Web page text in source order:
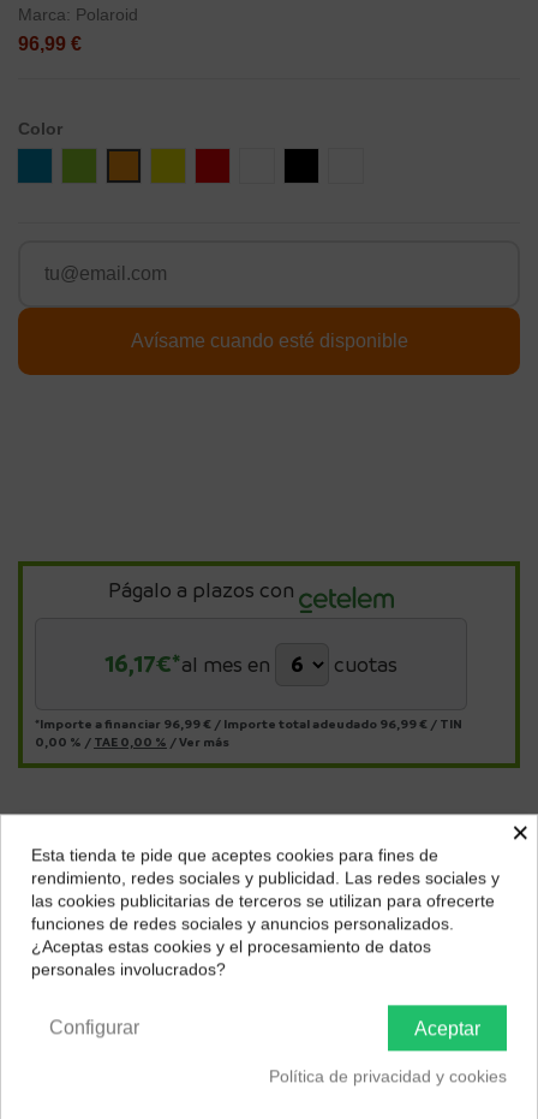
Marca: Polaroid
96,99 €
Color
Págalo a plazos con
16,17€*al mes en cuotas
*Importe a financiar 96,99 € / Importe total adeudado 96,99 € / TIN
0,00 % / TAE 0,00 % /Ver más
Marca Polaroid
Tipo de formato de película Instantáneo
Nombre del modelo Polaroid Now
Dispositivos compatibles Polaroid Now
Tipo de control de exposición
11.2 x 9.4 x 15
¿Dónde deseas recibir tu pedido?
Selecciona tu ubicación para mostrarte los precios e
impuestos correctos para tu región.
×
Esta tienda te pide que aceptes cookies para fines de
rendimiento, redes sociales y publicidad. Las redes sociales y
las cookies publicitarias de terceros se utilizan para ofrecerte
funciones de redes sociales y anuncios personalizados.
¿Aceptas estas cookies y el procesamiento de datos
personales involucrados?
Aceptar
Configurar
Política de privacidad y cookies